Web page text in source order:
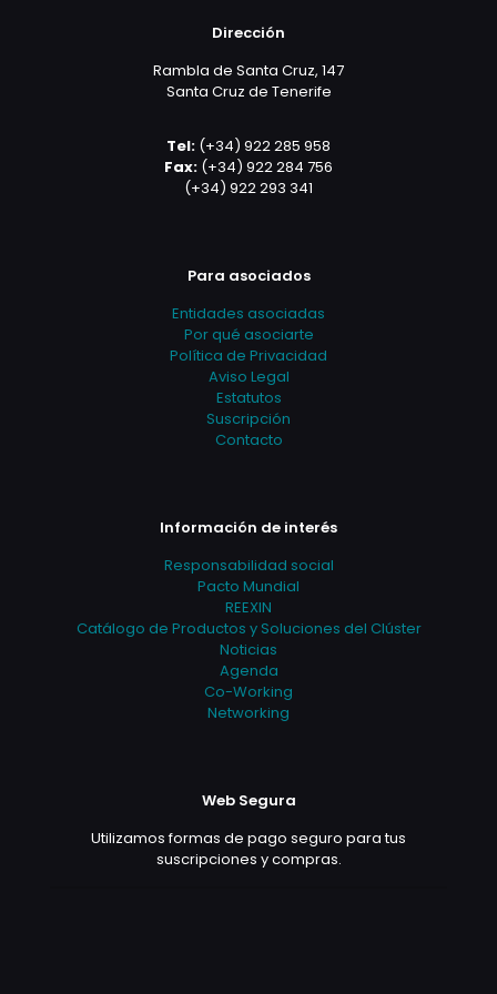
Dirección
Rambla de Santa Cruz, 147
Santa Cruz de Tenerife
Tel: (+34) 922 285 958
Fax: (+34) 922 284 756
(+34) 922 293 341
Para asociados
Entidades asociadas
Por qué asociarte
Política de Privacidad
Aviso Legal
Estatutos
Suscripción
Contacto
Información de interés
Responsabilidad social
Pacto Mundial
REEXIN
Catálogo de Productos y Soluciones del Clúster
Noticias
Agenda
Co-Working
Networking
Web Segura
Utilizamos formas de pago seguro para tus
suscripciones y compras.